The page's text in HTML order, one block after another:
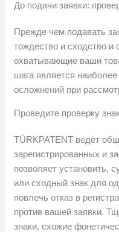
До подачи заявки:
Прежде чем подавать
тождество и сходство
охватывающие ваши
шага является
осложнений при
Проведите проверку
TÜRKPATENT ведёт
зарегистрированных и
позволяет установить,
или сходный знак для
повлечь отказ в
против вашей заявки.
знаки, схожие